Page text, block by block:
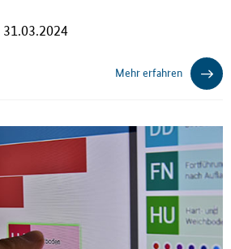
Mehr erfahren